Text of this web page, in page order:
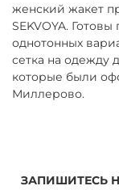
женский жакет
SEKVOYA.
однотонных
сетка на одежду
которые были
Миллерово.
ЗАПИШИТЕСЬ